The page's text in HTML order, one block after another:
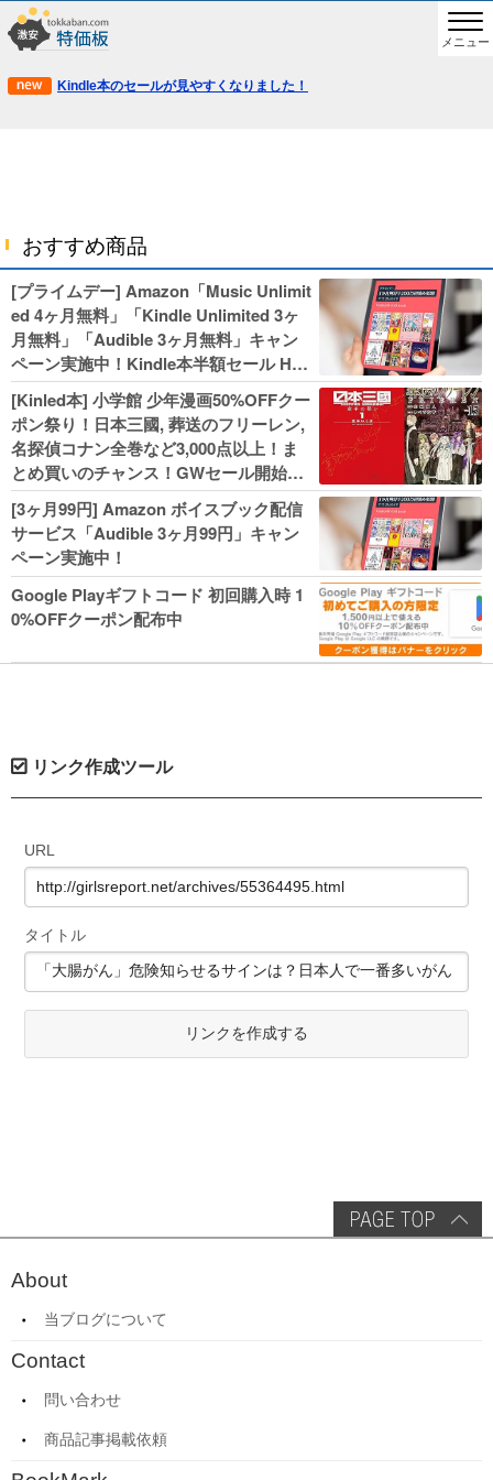
メニュー
Kindle本のセールが見やすくなりました！
おすすめ商品
[プライムデー] Amazon「Music Unlimit
ed 4ヶ月無料」「Kindle Unlimited 3ヶ
月無料」「Audible 3ヶ月無料」キャン
ペーン実施中！Kindle本半額セール HU
NTER×HUNTERなど集英社、無職転生,
幼女戦記などKADOKAWA、キャプテン
翼100円セールも！
[Kinled本] 小学館 少年漫画50%OFFクー
ポン祭り！日本三國, 葬送のフリーレン,
名探偵コナン全巻など3,000点以上！ま
とめ買いのチャンス！GWセール開始！
人気コミック多数 カドカワ祭やIT関連本
がセールに！
[3ヶ月99円] Amazon ボイスブック配信
サービス「Audible 3ヶ月99円」キャン
ペーン実施中！
Google Playギフトコード 初回購入時 1
0%OFFクーポン配布中
リンク作成ツール
URL
タイトル
リンクを作成する
About
当ブログについて
Contact
問い合わせ
商品記事掲載依頼